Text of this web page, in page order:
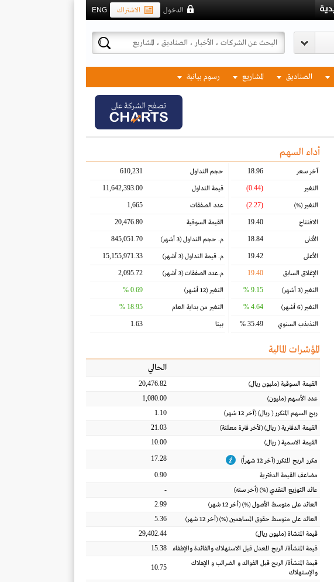
ENG الاشتراك الدخول
الصناديق المشاريع رسوم بيانية
تصفح الشركة على
أداء السهم
آخر سعر 18.96
التغير (0.44)
التغير(%)
(2.27)
الافتتاح 19.40
الأدنى 18.84
الأعلى 19.42
الإغلاق السابق 19.40
التغير(3 أشهر) 9.15 %
التغير(6 أشهر) 4.64 %
التذبذب السنوي 35.49 %
حجم التداول 610,231
قيمة التداول 11,642,393.00
عدد الصفقات 1,665
القيمة السوقية 20,476.80
م. حجم التداول(3 أشهر) 845,051.70
م. قيمة التداول(3 أشهر) 15,155,971.33
م.عدد الصفقات(3 أشهر) 2,095.72
التغير(12 أشهر) 0.69 %
التغير من بداية العام 18.95 %
بيتا 1.63
المؤشرات المالية
الحالي
القيمة السوقية(مليون ريال)
20,476.82
عدد الأسهم(مليون)
1,080.00
ربح السهم المتكرر( ريال) (آخر 12 شهر)
1.10
القيمة الدفترية( ريال) (لأخر فترة معلنة)
21.03
القيمة الاسمية( ريال)
10.00
مكرر الربح المتكرر (آخر 12 شهراً) 17.28
مضاعف القيمة الدفترية
0.90
عائد التوزيع النقدي(%) (أخر سنه)
-
العائد على متوسط الأصول(%) (أخر 12 شهر)
2.99
العائد على متوسط حقوق المساهمين(%) (أخر 12 شهر)
5.36
قيمة المنشاة(مليون ريال)
29,402.44
قيمة المنشأة/ الربح المعدل قبل الاستهلاك والفائدة والإطفاء
15.38
قيمة المنشأة/ الربح قبل الفوائد و الضرائب و الإهلاك
والإستهلاك
10.75